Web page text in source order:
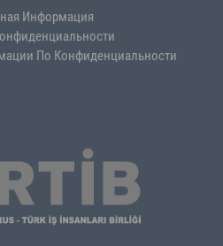
Информация
По Конфиденциальности